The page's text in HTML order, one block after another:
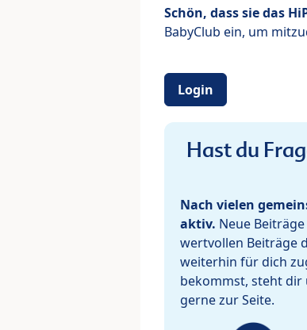
Schön, dass sie das
BabyClub ein, um
Login
Hast du
Nach vielen
aktiv. Neue
wertvollen Beiträge
weiterhin für dich
bekommst, steht dir
gerne zur Seite.